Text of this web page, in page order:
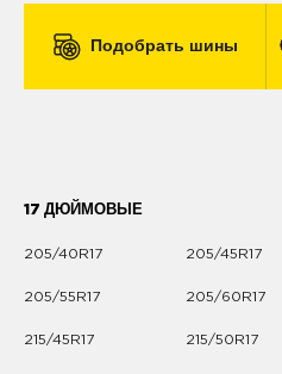
Подобрать шины
17 ДЮЙМОВЫЕ
205/40R17 205/45R17
205/55R17 205/60R17
215/45R17 215/50R17